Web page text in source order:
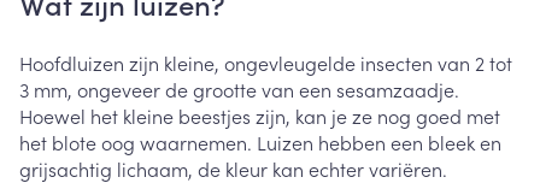
Hoofdluizen zijn kleine, ongevleugelde insecten van 2 tot
3 mm, ongeveer de grootte van een sesamzaadje.
Hoewel het kleine beestjes zijn, kan je ze nog goed met
het blote oog waarnemen. Luizen hebben een bleek en
grijsachtig lichaam, de kleur kan echter variëren.